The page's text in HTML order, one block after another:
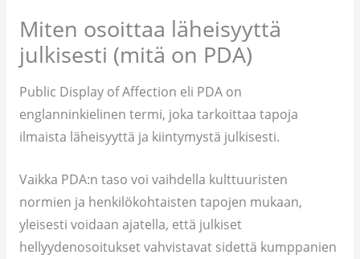
Miten osoittaa läheisyyttä
julkisesti (mitä on PDA)
Public Display of Affection eli PDA on
englanninkielinen termi, joka tarkoittaa tapoja
ilmaista läheisyyttä ja kiintymystä julkisesti.
Vaikka PDA:n taso voi vaihdella kulttuuristen
normien ja henkilökohtaisten tapojen mukaan,
yleisesti voidaan ajatella, että julkiset
hellyydenosoitukset vahvistavat sidettä kumppanien